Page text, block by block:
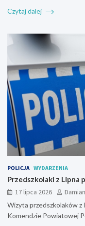
Czytaj dalej
POLICJA WYDARZENIA
Przedszkolaki z Lipna
17 lipca 2026
Wizyta przedszkolaków z
Komendzie Powiatowej